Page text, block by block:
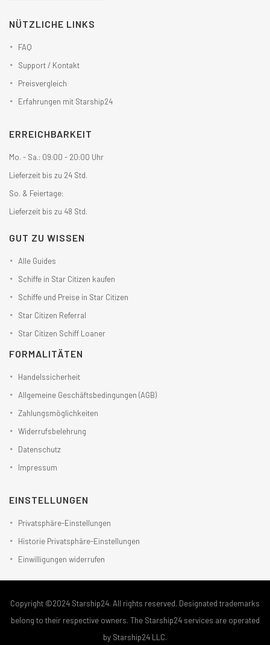
NÜTZLICHE LINKS
FAQ
Support / Kontakt
Preisvergleich
Erfahrungen mit Starship24
ERREICHBARKEIT
Mo. - Sa.: 09:00 - 20:00 Uhr
Lieferzeit bis zu 24 Std.
So. & Feiertage:
Lieferzeit bis zu 48 Std.
GUT ZU WISSEN
Alle Guides
Schiffe in Star Citizen kaufen
Schiffe und Preise in Star Citizen
Star Citizen Referral
Star Citizen Schiff Loaner
FORMALITÄTEN
Handelssicherheit
Allgemeine Geschäftsbedingungen (AGB)
Zahlungsmöglichkeiten
Widerrufsbelehrung
Datenschutz
Impressum
EINSTELLUNGEN
Privatsphäre-Einstellungen
Historie Privatsphäre-Einstellungen
Einwilligungen widerrufen
Copyright ©2024 Starship24. All rights reserved. Designated trademarks
belong to their respective owners. The Starship24 services are operated
by Starship24 LLC.